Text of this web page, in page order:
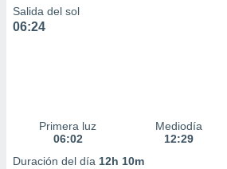
Salida del sol
06:24
Primera luz
06:02
Mediodía
12:29
Duración del día 12h 10m